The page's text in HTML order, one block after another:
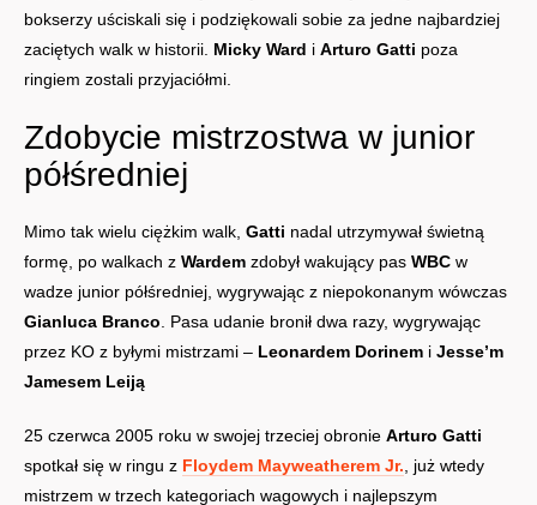
bokserzy uściskali się i podziękowali sobie za jedne najbardziej
zaciętych walk w historii. Micky Ward i Arturo Gatti poza
ringiem zostali przyjaciółmi.
Zdobycie mistrzostwa w junior
półśredniej
Mimo tak wielu ciężkim walk, Gatti nadal utrzymywał świetną
formę, po walkach z Wardem zdobył wakujący pas WBC w
wadze junior półśredniej, wygrywając z niepokonanym wówczas
Gianluca Branco . Pasa udanie bronił dwa razy, wygrywając
przez KO z byłymi mistrzami – Leonardem Dorinem i Jesse’m
Jamesem Leiją
25 czerwca 2005 roku w swojej trzeciej obronie Arturo Gatti
spotkał się w ringu z Floydem Mayweatherem Jr. , już wtedy
mistrzem w trzech kategoriach wagowych i najlepszym